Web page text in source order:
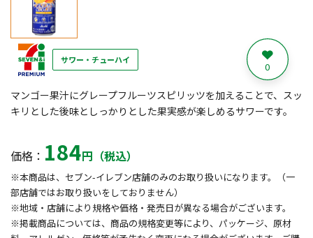
サワー・チューハイ 0
マンゴー果汁にグレープフルーツスピリッツを加えることで、スッ
キリとした後味としっかりとした果実感が楽しめるサワーです。
価格： 184円（税込）
※本商品は、セブン-イレブン店舗のみのお取り扱いになります。（一
部店舗ではお取り扱いをしておりません）
※地域・店舗により規格や価格・発売日が異なる場合がございます。
※掲載商品については、商品の規格変更等により、パッケージ、原材